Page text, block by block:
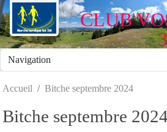
CLUB
Accueil Bitche septembre 2024
Bitche septembre 2024
Panneau de gestion des cookies